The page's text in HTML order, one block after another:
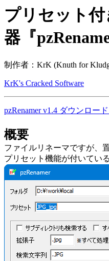
プリセット
器『
制作者：KrK (Knuth for
KrK's Cracked Software
pzRenamer v1.4 ダウンロード
概要
ファイルリネーマですが、
プリセット機能が付いてい